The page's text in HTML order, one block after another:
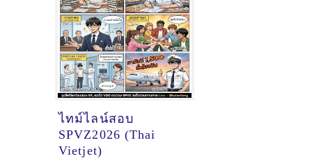
ไทม์ไลน์สอบ
SPVZ2026 (Thai
Vietjet)